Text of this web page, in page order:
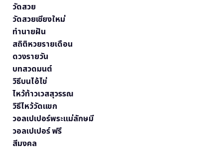
วัดสวย
วัดสวยเชียงใหม่
ทำนายฝัน
สถิติหวยรายเดือน
ดวงรายวัน
บทสวดมนต์
วิธีบนไอ้ไข่
ไหว้ท้าวเวสสุวรรณ
วิธีไหว้วัดแขก
วอลเปเปอร์พระแม่ลักษมี
วอลเปเปอร์ ฟรี
สีมงคล